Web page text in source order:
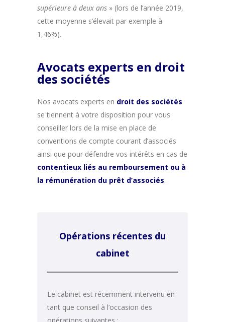
supérieure à deux ans » (lors de l’année 2019,
cette moyenne s’élevait par exemple à
1,46%).
Avocats experts en droit
des sociétés
Nos avocats experts en droit des sociétés
se tiennent à votre disposition pour vous
conseiller lors de la mise en place de
conventions de compte courant d’associés
ainsi que pour défendre vos intérêts en cas de
contentieux liés au remboursement ou à
la rémunération du prêt d’associés.
Opérations récentes du
cabinet
Le cabinet est récemment intervenu en
tant que conseil à l’occasion des